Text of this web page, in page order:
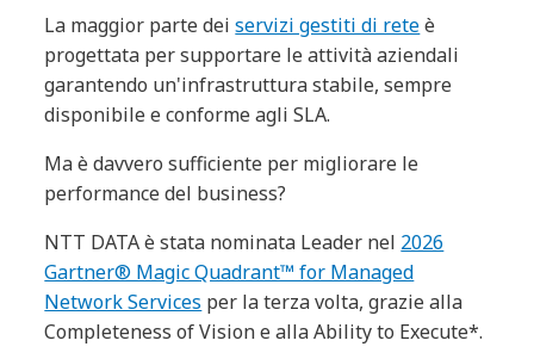
La maggior parte deiservizi gestiti di reteè
progettata per supportare le attività aziendali
garantendo un'infrastruttura stabile, sempre
disponibile e conforme agli SLA.
Ma è davvero sufficiente per migliorare le
performance del business?
NTT DATA è stata nominata Leader nel 2026
Gartner® Magic Quadrant™ for Managed
Network Services per la terza volta, grazie alla
Completeness of Vision e alla Ability to Execute*.